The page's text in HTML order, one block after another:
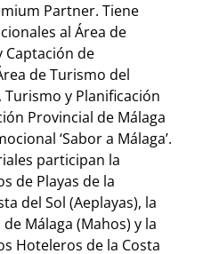
Partner. Tiene
al Área de
Captación de
de Turismo del
y Planificación
Provincial de Málaga
‘Sabor a Málaga’.
participan la
de Playas de la
del Sol (Aeplayas), la
Málaga (Mahos) y la
Hoteleros de la Costa